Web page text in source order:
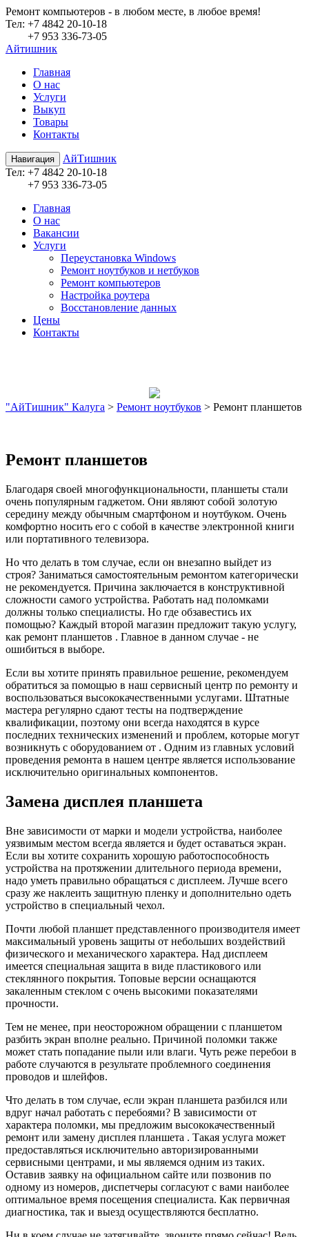
Ремонт компьютеров - в любом месте, в любое время!
Teл: +7 4842 20-10-18
+7 953 336-73-05
Айтишник
Главная
О нас
Услуги
Выкуп
Товары
Контакты
Навигация
АйТишник
Teл: +7 4842 20-10-18
+7 953 336-73-05
Главная
О нас
Вакансии
Услуги
Переустановка Windows
Ремонт ноутбуков и нетбуков
Ремонт компьютеров
Настройка роутера
Восстановление данных
Цены
Контакты
"АйТишник" Калуга > Ремонт ноутбуков > Ремонт планшетов
Ремонт планшетов
Благодаря своей многофункциональности, планшеты стали
очень популярным гаджетом. Они являют собой золотую
середину между обычным смартфоном и ноутбуком. Очень
комфортно носить его с собой в качестве электронной книги
или портативного телевизора.
Но что делать в том случае, если он внезапно выйдет из
строя? Заниматься самостоятельным ремонтом категорически
не рекомендуется. Причина заключается в конструктивной
сложности самого устройства. Работать над поломками
должны только специалисты. Но где обзавестись их
помощью? Каждый второй магазин предложит такую услугу,
как ремонт планшетов . Главное в данном случае - не
ошибиться в выборе.
Если вы хотите принять правильное решение, рекомендуем
обратиться за помощью в наш сервисный центр по ремонту и
воспользоваться высококачественными услугами. Штатные
мастера регулярно сдают тесты на подтверждение
квалификации, поэтому они всегда находятся в курсе
последних технических изменений и проблем, которые могут
возникнуть с оборудованием от . Одним из главных условий
проведения ремонта в нашем центре является использование
исключительно оригинальных компонентов.
Замена дисплея планшета
Вне зависимости от марки и модели устройства, наиболее
уязвимым местом всегда является и будет оставаться экран.
Если вы хотите сохранить хорошую работоспособность
устройства на протяжении длительного периода времени,
надо уметь правильно обращаться с дисплеем. Лучше всего
сразу же наклеить защитную пленку и дополнительно одеть
устройство в специальный чехол.
Почти любой планшет представленного производителя имеет
максимальный уровень защиты от небольших воздействий
физического и механического характера. Над дисплеем
имеется специальная защита в виде пластикового или
стеклянного покрытия. Топовые версии оснащаются
закаленным стеклом с очень высокими показателями
прочности.
Тем не менее, при неосторожном обращении с планшетом
разбить экран вполне реально. Причиной поломки также
может стать попадание пыли или влаги. Чуть реже перебои в
работе случаются в результате проблемного соединения
проводов и шлейфов.
Что делать в том случае, если экран планшета разбился или
вдруг начал работать с перебоями? В зависимости от
характера поломки, мы предложим высококачественный
ремонт или замену дисплея планшета . Такая услуга может
предоставляться исключительно авторизированными
сервисными центрами, и мы являемся одним из таких.
Оставив заявку на официальном сайте или позвонив по
одному из номеров, диспетчеры согласуют с вами наиболее
оптимальное время посещения специалиста. Как первичная
диагностика, так и выезд осуществляются бесплатно.